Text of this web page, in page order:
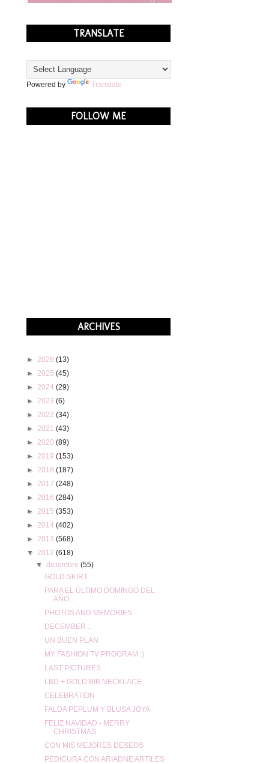
TRANSLATE
Powered by Translate
FOLLOW ME
ARCHIVES
► 2026(13)
► 2025(45)
► 2024(29)
► 2023(6)
► 2022(34)
► 2021(43)
► 2020(89)
► 2019(153)
► 2018(187)
► 2017(248)
► 2016(284)
► 2015(353)
► 2014(402)
► 2013(568)
▼ 2012(618)
▼ diciembre (55)
GOLD SKIRT
PARA EL ÚLTIMO DOMINGO DEL
AÑO...
PHOTOS AND MEMORIES
DECEMBER...
UN BUEN PLAN
MY FASHION TV PROGRAM :)
LAST PICTURES
LBD + GOLD BIB NECKLACE
CELEBRATION
FALDA PEPLUM Y BLUSA JOYA
FELIZ NAVIDAD - MERRY
CHRISTMAS
CON MIS MEJORES DESEOS
PEDICURA CON ARIADNE ARTILES